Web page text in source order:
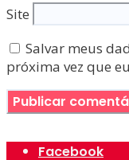
Site
Salvar meus
próxima vez que
Facebook